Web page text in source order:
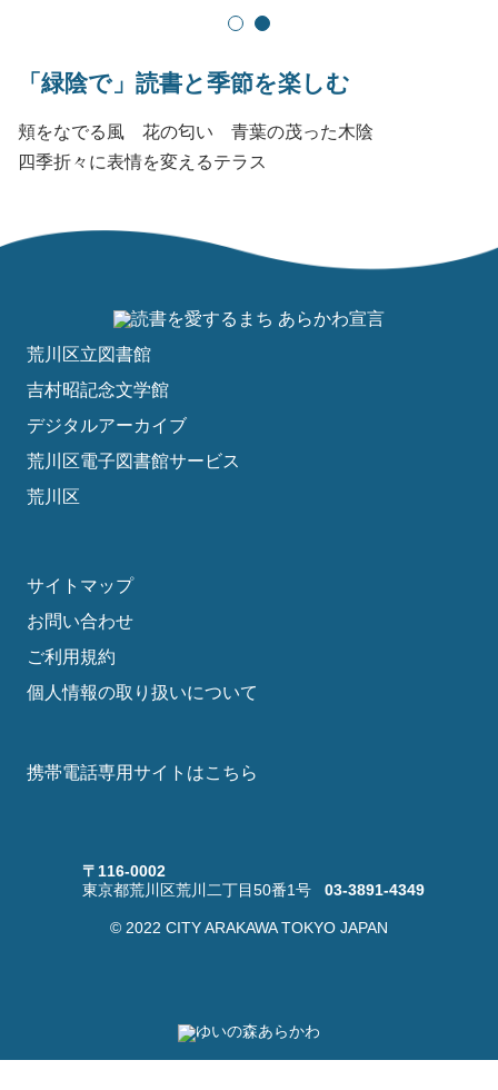
「緑陰で」読書と季節を楽しむ
頬をなでる風 花の匂い 青葉の茂った木陰
四季折々に表情を変えるテラス
〒116-0002
東京都荒川区荒川二丁目50番1号
03-3891-4349
© 2022 CITY ARAKAWA TOKYO JAPAN
サイトマップ
お問い合わせ
ご利用規約
個人情報の取り扱いについて
携帯電話専用サイトはこちら
荒川区立図書館
吉村昭記念文学館
デジタルアーカイブ
荒川区電子図書館サービス
荒川区